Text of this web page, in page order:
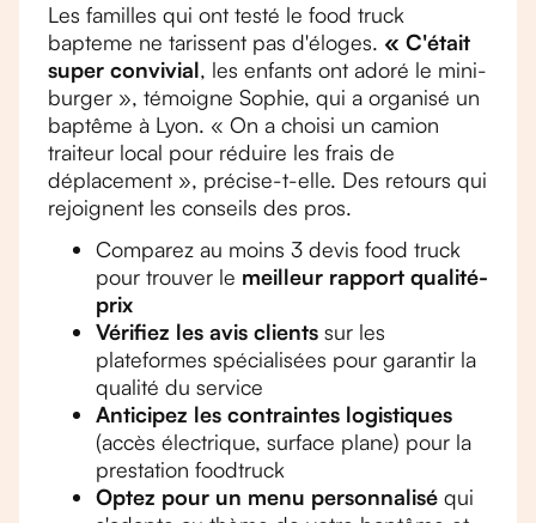
Les familles qui ont testé le food truck
bapteme ne tarissent pas d'éloges. « C'était
super convivial, les enfants ont adoré le mini-
burger », témoigne Sophie, qui a organisé un
baptême à Lyon. « On a choisi un camion
traiteur local pour réduire les frais de
déplacement », précise-t-elle. Des retours qui
rejoignent les conseils des pros.
Comparez au moins 3 devis food truck
pour trouver le meilleur rapport qualité-
prix
Vérifiez les avis clients sur les
plateformes spécialisées pour garantir la
qualité du service
Anticipez les contraintes logistiques
(accès électrique, surface plane) pour la
prestation foodtruck
Optez pour un menu personnalisé qui